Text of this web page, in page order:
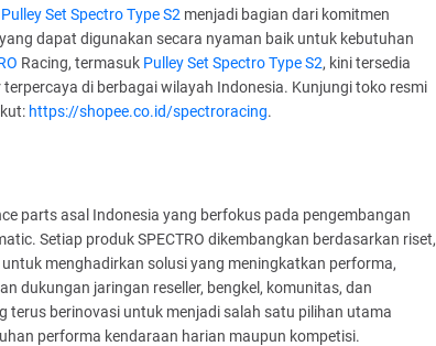
Pulley Set Spectro Type S2 menjadi bagian dari komitmen
dapat digunakan secara nyaman baik untuk kebutuhan
Racing, termasukPulley Set Spectro Type S2, kini tersedia
di berbagai wilayah Indonesia. Kunjungi toko resmi
https://shopee.co.id/spectroracing.
parts asal Indonesia yang berfokus pada pengembangan
Setiap produk SPECTRO dikembangkan berdasarkan riset,
menghadirkan solusi yang meningkatkan performa,
dukungan jaringan reseller, bengkel, komunitas, dan
terus berinovasi untuk menjadi salah satu pilihan utama
performa kendaraan harian maupun kompetisi.